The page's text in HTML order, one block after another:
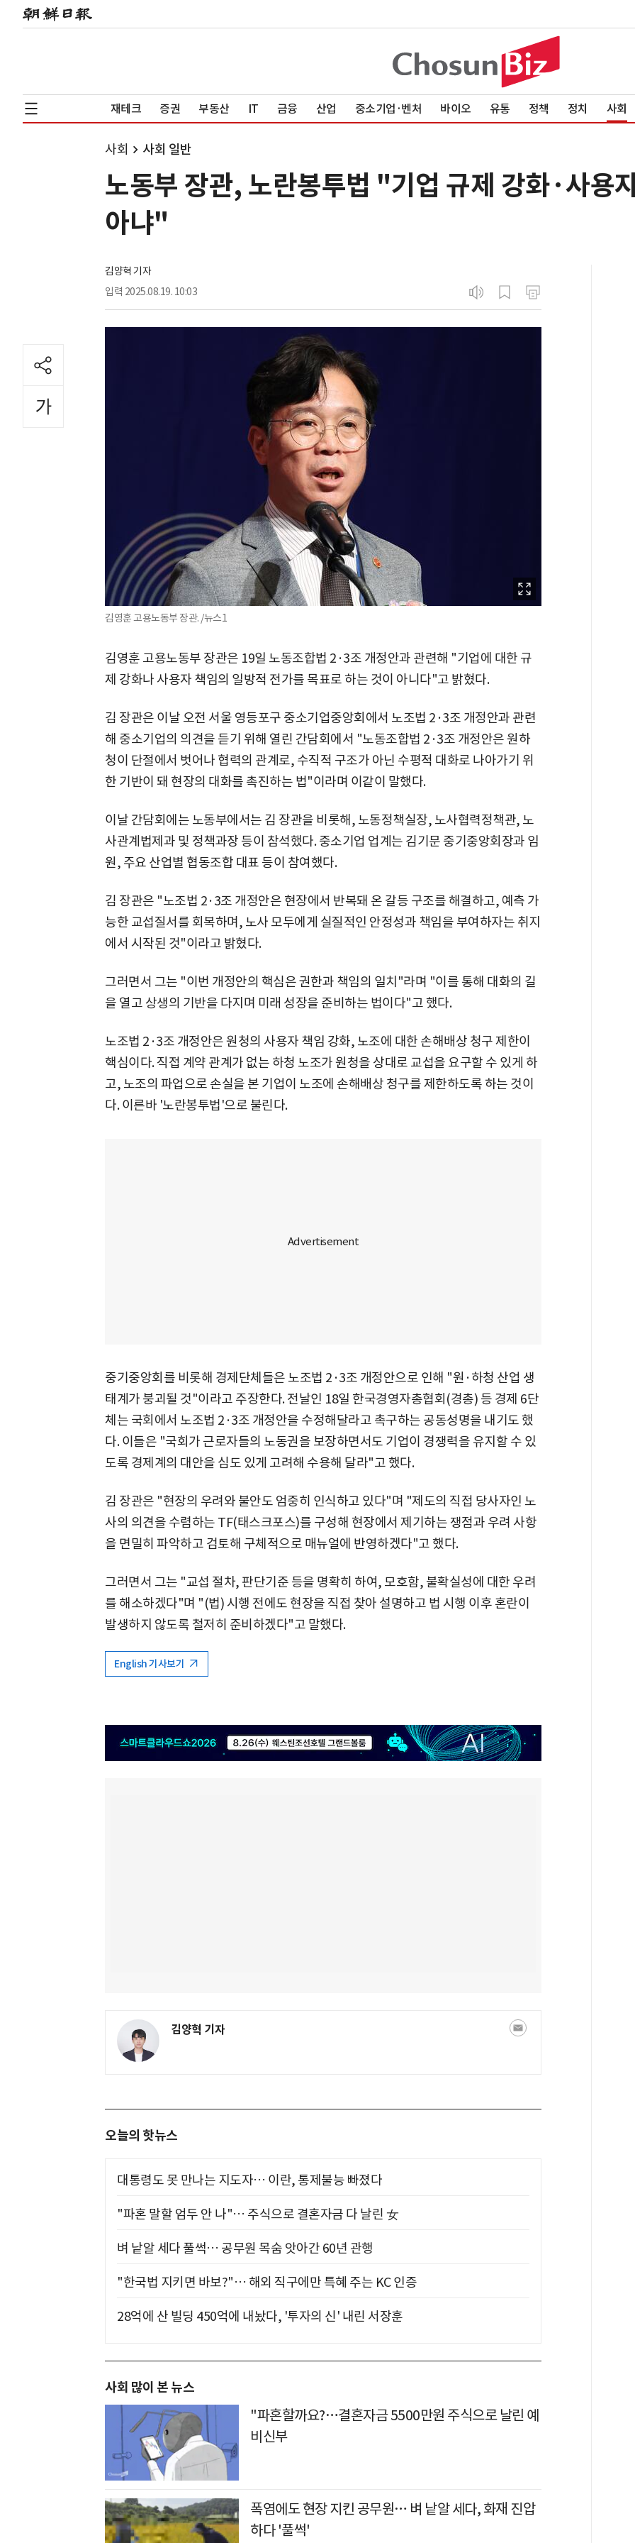
재테크 증권 부동산 IT 금융 산업 중소기업·벤처 바이오 유통 정책 정치 사회
사회 사회 일반
노동부 장관, 노란봉투법 "기업 규제 강화·사용
아냐"
김양혁 기자
입력 2025.08.19. 10:03
김영훈 고용노동부 장관. /뉴스1
김영훈 고용노동부 장관은 19일 노동조합법 2·3조 개정안과 관련해 "기업에 대한 규
제 강화나 사용자 책임의 일방적 전가를 목표로 하는 것이 아니다"고 밝혔다.
김 장관은 이날 오전 서울 영등포구 중소기업중앙회에서 노조법 2·3조 개정안과 관련
해 중소기업의 의견을 듣기 위해 열린 간담회에서 "노동조합법 2·3조 개정안은 원하
청이 단절에서 벗어나 협력의 관계로, 수직적 구조가 아닌 수평적 대화로 나아가기 위
한 기반이 돼 현장의 대화를 촉진하는 법"이라며 이같이 말했다.
이날 간담회에는 노동부에서는 김 장관을 비롯해, 노동정책실장, 노사협력정책관, 노
사관계법제과 및 정책과장 등이 참석했다. 중소기업 업계는 김기문 중기중앙회장과 임
원, 주요 산업별 협동조합 대표 등이 참여했다.
김 장관은 "노조법 2·3조 개정안은 현장에서 반복돼 온 갈등 구조를 해결하고, 예측 가
능한 교섭질서를 회복하며, 노사 모두에게 실질적인 안정성과 책임을 부여하자는 취지
에서 시작된 것"이라고 밝혔다.
그러면서 그는 "이번 개정안의 핵심은 권한과 책임의 일치"라며 "이를 통해 대화의 길
을 열고 상생의 기반을 다지며 미래 성장을 준비하는 법이다"고 했다.
노조법 2·3조 개정안은 원청의 사용자 책임 강화, 노조에 대한 손해배상 청구 제한이
핵심이다. 직접 계약 관계가 없는 하청 노조가 원청을 상대로 교섭을 요구할 수 있게 하
고, 노조의 파업으로 손실을 본 기업이 노조에 손해배상 청구를 제한하도록 하는 것이
다. 이른바 '노란봉투법'으로 불린다.
중기중앙회를 비롯해 경제단체들은 노조법 2·3조 개정안으로 인해 "원·하청 산업 생
태계가 붕괴될 것"이라고 주장한다. 전날인 18일 한국경영자총협회(경총) 등 경제 6단
체는 국회에서 노조법 2·3조 개정안을 수정해달라고 촉구하는 공동성명을 내기도 했
다. 이들은 "국회가 근로자들의 노동권을 보장하면서도 기업이 경쟁력을 유지할 수 있
도록 경제계의 대안을 심도 있게 고려해 수용해 달라"고 했다.
김 장관은 "현장의 우려와 불안도 엄중히 인식하고 있다"며 "제도의 직접 당사자인 노
사의 의견을 수렴하는 TF(태스크포스)를 구성해 현장에서 제기하는 쟁점과 우려 사항
을 면밀히 파악하고 검토해 구체적으로 매뉴얼에 반영하겠다"고 했다.
그러면서 그는 "교섭 절차, 판단기준 등을 명확히 하여, 모호함, 불확실성에 대한 우려
를 해소하겠다"며 "(법) 시행 전에도 현장을 직접 찾아 설명하고 법 시행 이후 혼란이
발생하지 않도록 철저히 준비하겠다"고 말했다.
English 기사보기
김양혁 기자
오늘의 핫뉴스
대통령도 못 만나는 지도자… 이란, 통제불능 빠졌다
"파혼 말할 엄두 안 나"… 주식으로 결혼자금 다 날린 女
벼 낱알 세다 풀썩… 공무원 목숨 앗아간 60년 관행
"한국법 지키면 바보?"… 해외 직구에만 특혜 주는 KC 인증
28억에 산 빌딩 450억에 내놨다, '투자의 신' 내린 서장훈
사회 많이 본 뉴스
"파혼할까요?…결혼자금 5500만원 주식으로 날린 예
비신부
폭염에도 현장 지킨 공무원… 벼 낱알 세다, 화재 진압
하다 '풀썩'